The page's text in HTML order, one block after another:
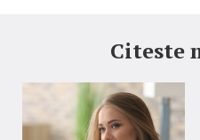
Citeste